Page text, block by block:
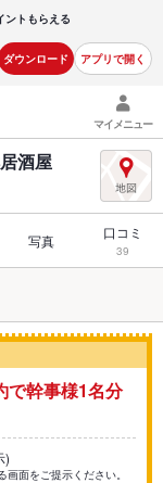
ントもらえる
ダウンロード アプリで開く
マイメニュー
酒屋
写真 口コミ
39
で幹事様1名分
)
面をご提示ください。